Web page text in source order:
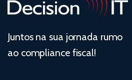
Juntos na sua jornada rumo
ao compliance fiscal!